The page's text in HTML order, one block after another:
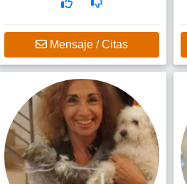
Mensaje / Citas